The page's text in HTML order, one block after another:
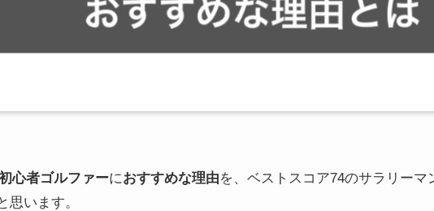
心者ゴルファーにおすすめな理由を、ベストスコア74のサラリー
思います。